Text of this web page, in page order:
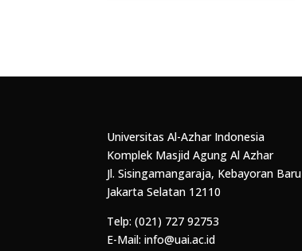
Universitas Al-Azhar Indonesia
Komplek Masjid Agung Al Azhar
Jl. Sisingamangaraja, Kebayoran Baru
Jakarta Selatan 12110
Telp: (021) 727 92753
E-Mail: info@uai.ac.id